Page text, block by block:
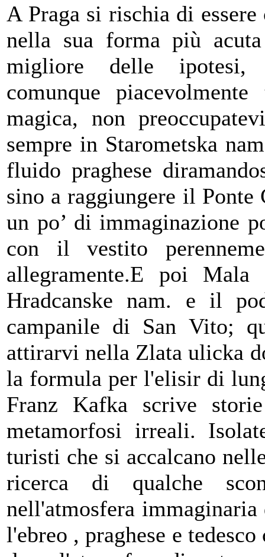
A Praga si rischia di
nella sua forma più
migliore delle ipotesi,
comunque
magica, non
sempre in Starometska
fluido praghese
sino a raggiungere il
un po’ di immaginazione
con il vestito
allegramente.E poi
Hradcanske nam. e il
campanile di San Vito;
attirarvi nella Zlata ulicka
la formula per l'elisir di
Franz Kafka scrive
metamorfosi irreali.
turisti che si accalcano
ricerca di qualche
nell'atmosfera immaginaria
l'ebreo , praghese e